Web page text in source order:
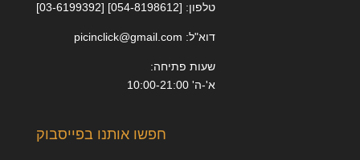
טלפון: [054-8198612] [03-6199392]
דוא"ל: picinclick@gmail.com
שעות פתיחה:
א'-ה' 10:00-21:00
חפשו אותנו בפייסבוק